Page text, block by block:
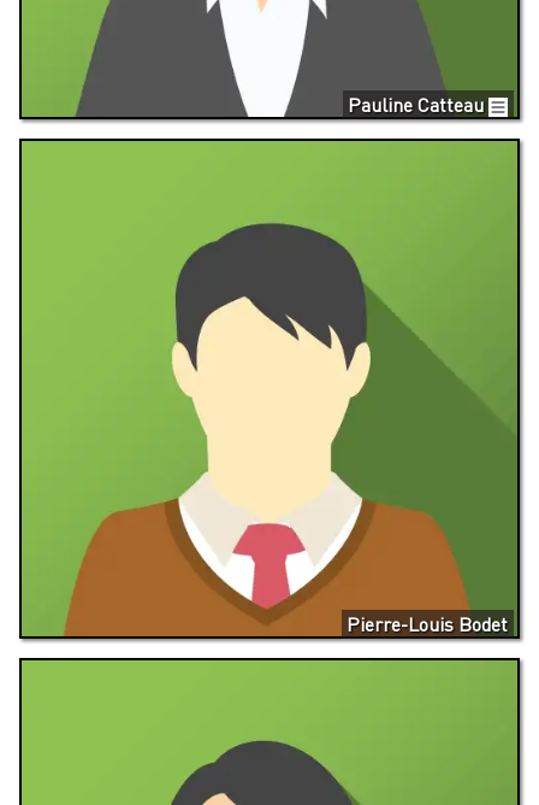
Pauline Catteau
Pierre-Louis Bodet